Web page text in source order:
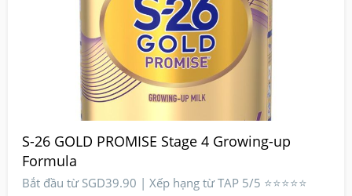
S-26 GOLD PROMISE Stage 4 Growing-up
Formula
Bắt đầu từ SGD39.90 | Xếp hạng từ TAP 5/5 ⭐⭐⭐⭐⭐